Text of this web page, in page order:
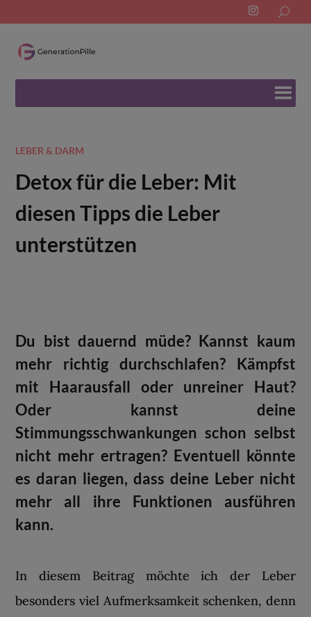
for:
LEBER & DARM
Detox für die Leber: Mit
diesen Tipps die Leber
unterstützen
Du bist dauernd müde? Kannst kaum
mehr richtig durchschlafen? Kämpfst
mit Haarausfall oder unreiner Haut?
Oder kannst deine
Stimmungsschwankungen schon selbst
nicht mehr ertragen? Eventuell könnte
es daran liegen, dass deine Leber nicht
mehr all ihre Funktionen ausführen
kann.
In diesem Beitrag möchte ich der Leber
besonders viel Aufmerksamkeit schenken, denn